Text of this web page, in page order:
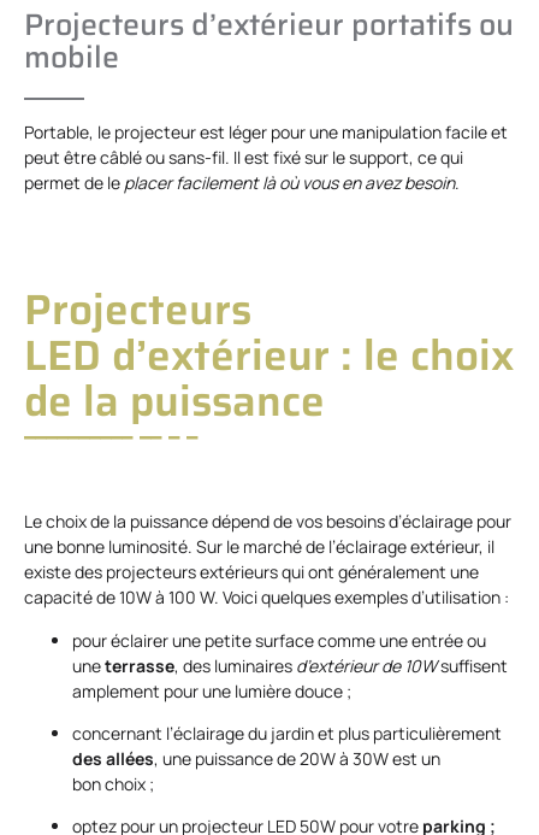
Projecteurs d’extérieur portatifs ou
mobile
Portable, le projecteur est léger pour une manipulation facile et
peut être câblé ou sans-fil. Il est fixé sur le support, ce qui
permet de le placer facilement là où vous en avez besoin.
Projecteurs
LED d’extérieur : le choix
de la puissance
Le choix de la puissance dépend de vos besoins d’éclairage pour
une bonne luminosité. Sur le marché de l’éclairage extérieur, il
existe des projecteurs extérieurs qui ont généralement une
capacité de 10W à 100 W. Voici quelques exemples d’utilisation :
pour éclairer une petite surface comme une entrée ou
uneterrasse, des luminaires d’extérieur de 10Wsuffisent
amplement pour une lumière douce ;
concernant l’éclairage du jardin et plus particulièrement
des allées, une puissance de 20W à 30W est un
bon choix ;
optez pour un projecteur LED 50W pour votre parking ;